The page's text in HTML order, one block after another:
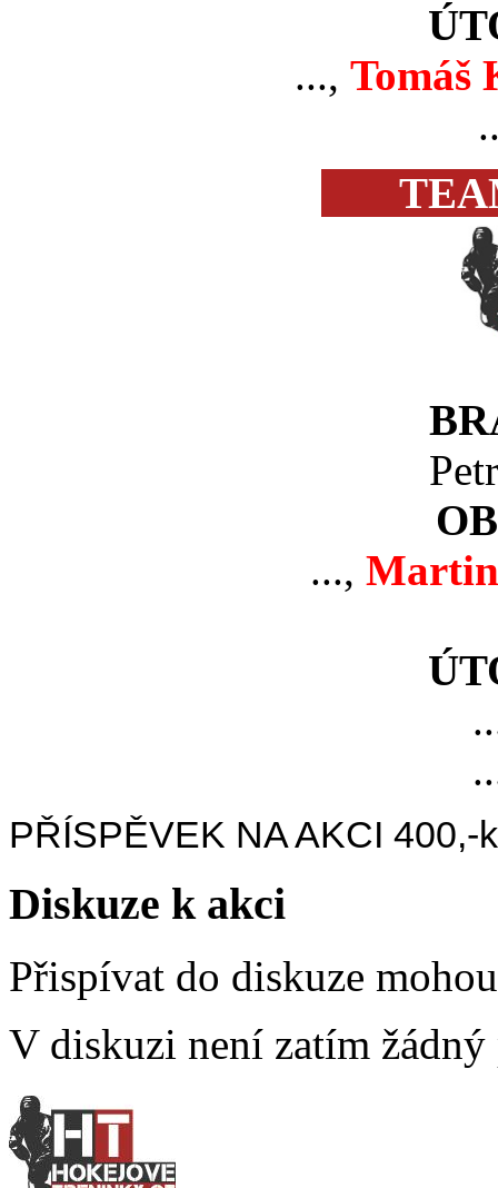
..., Tomáš
...,
PŘÍSPĚVEK NA AKCI 400,-
Diskuze k akci
Přispívat do diskuze
V diskuzi není zatím žádný